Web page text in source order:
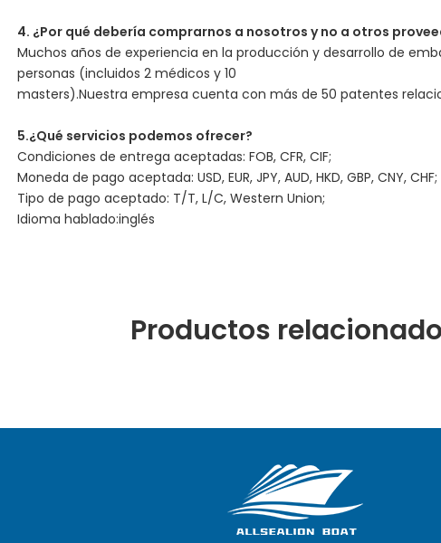
4. ¿Por qué debería comprarnos a nosotros y no a otros
Muchos años de experiencia en la producción y desarrollo de
personas (incluidos 2 médicos y 10
masters).Nuestra empresa cuenta con más de 50 patentes
5.¿Qué servicios podemos ofrecer?
Condiciones de entrega aceptadas: FOB, CFR, CIF;
Moneda de pago aceptada: USD, EUR, JPY, AUD, HKD, GBP, CNY, CHF;
Tipo de pago aceptado: T/T, L/C, Western Union;
Idioma hablado:inglés
Productos